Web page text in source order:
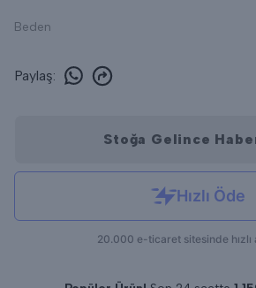
Beden
Paylaş:
Stoğa Gelince